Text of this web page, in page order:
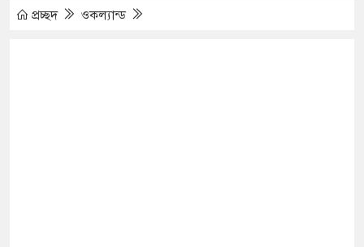
প্রচ্ছদ ওকল্যান্ড